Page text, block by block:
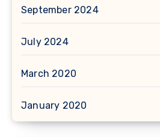
September 2024
July 2024
March 2020
January 2020